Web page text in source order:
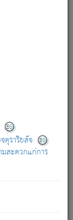
ตุราริยสัจ
สะดวกแก่การ
ให้ถูกต้องมากที่สุด
พิมพ์ครั้งล่าสุด
ลาด / แนะนำ